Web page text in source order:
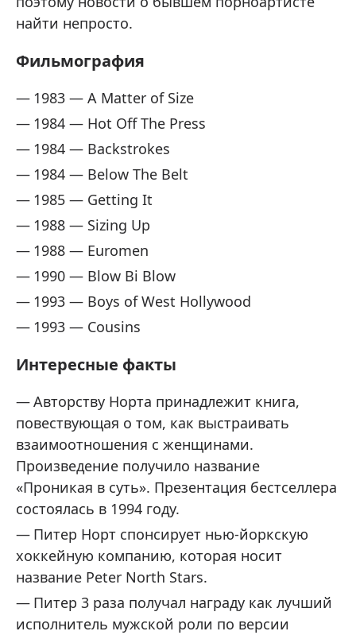
найти непросто.
Фильмография
1983 — A Matter of Size
1984 — Hot Off The Press
1984 — Backstrokes
1984 — Below The Belt
1985 — Getting It
1988 — Sizing Up
1988 — Euromen
1990 — Blow Bi Blow
1993 — Boys of West Hollywood
1993 — Cousins
Интересные факты
Авторству Норта принадлежит книга,
повествующая о том, как выстраивать
взаимоотношения с женщинами.
Произведение получило название
«Проникая в суть». Презентация бестселлера
состоялась в 1994 году.
Питер Норт спонсирует нью-йоркскую
хоккейную компанию, которая носит
название Peter North Stars.
Питер 3 раза получал награду как лучший
исполнитель мужской роли по версии